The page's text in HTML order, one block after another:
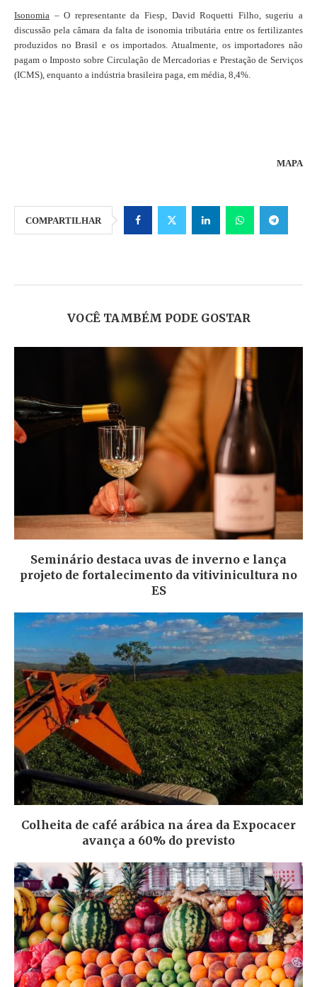
Isonomia – O representante da Fiesp, David Roquetti Filho, sugeriu a
discussão pela câmara da falta de isonomia tributária entre os fertilizantes
produzidos no Brasil e os importados. Atualmente, os importadores não
pagam o Imposto sobre Circulação de Mercadorias e Prestação de Serviços
(ICMS), enquanto a indústria brasileira paga, em média, 8,4%.
MAPA
COMPARTILHAR
VOCÊ TAMBÉM PODE GOSTAR
Seminário destaca uvas de inverno e lança
projeto de fortalecimento da vitivinicultura no
ES
Colheita de café arábica na área da Expocacer
avança a 60% do previsto